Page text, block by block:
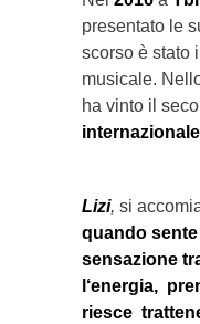
presentato le
scorso è stato
musicale.
ha vinto il
Lizi, si
quando
sensazione
l‘energia,
riesce